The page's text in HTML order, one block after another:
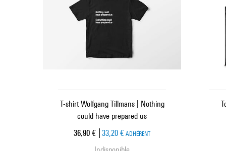
T-shirt Wolfgang Tillmans | Nothing
could have prepared us
Prix ​​actuel
36,90 € 33,20 € ADHÉRENT